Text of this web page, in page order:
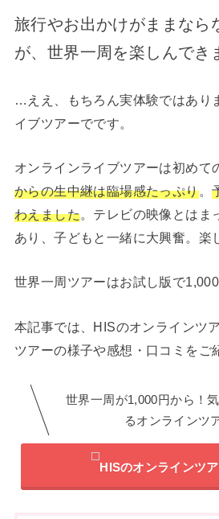
旅行やお出かけがままなら
が、世界一周を楽しんでき
…ええ、もちろん実体験ではあり
イブツアーでです。
オンラインライブツアーは初めて
からの生中継は臨場感たっぷり。
わえました。テレビの映像とはま
あり、子どもと一緒に大興奮。楽
世界一周ツアーはお試し版で
本記事では、HISのオンラインツ
ツアーの様子や感想・口コミをご
世界一周が1,000円から！
るオンラインツ
HISのオンラインツ